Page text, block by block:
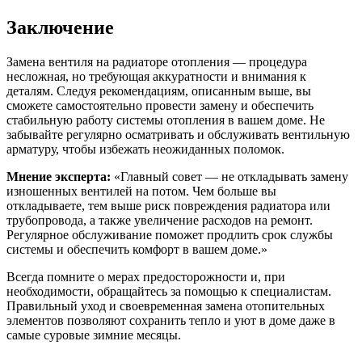
Заключение
Замена вентиля на радиаторе отопления — процедура
несложная, но требующая аккуратности и внимания к
деталям. Следуя рекомендациям, описанным выше, вы
сможете самостоятельно провести замену и обеспечить
стабильную работу системы отопления в вашем доме. Не
забывайте регулярно осматривать и обслуживать вентильную
арматуру, чтобы избежать неожиданных поломок.
Мнение эксперта: «Главный совет — не откладывать замену
изношенных вентилей на потом. Чем больше вы
откладываете, тем выше риск повреждения радиатора или
трубопровода, а также увеличение расходов на ремонт.
Регулярное обслуживание поможет продлить срок службы
системы и обеспечить комфорт в вашем доме.»
Всегда помните о мерах предосторожности и, при
необходимости, обращайтесь за помощью к специалистам.
Правильный уход и своевременная замена отопительных
элементов позволяют сохранить тепло и уют в доме даже в
самые суровые зимние месяцы.